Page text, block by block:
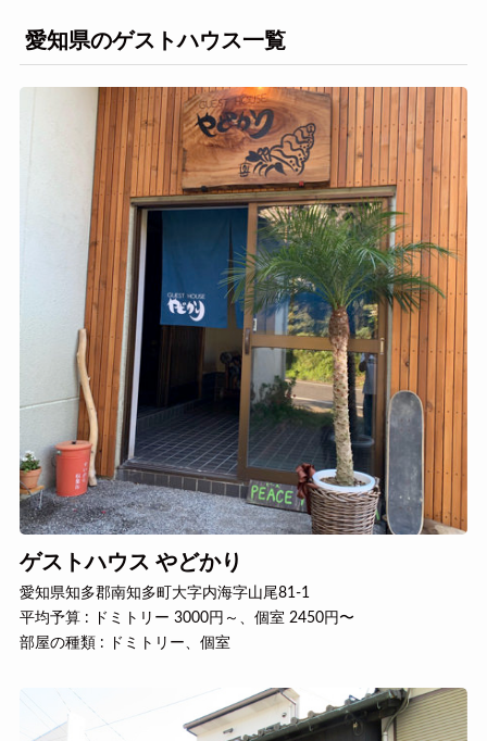
愛知県のゲストハウス一覧
ゲストハウス やどかり
愛知県知多郡南知多町大字内海字山尾81-1
平均予算 : ドミトリー 3000円～、個室 2450円〜
部屋の種類 : ドミトリー、個室